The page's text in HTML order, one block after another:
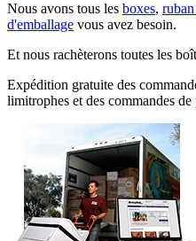
Nous avons tous les boxes,
d'emballage vous avez besoin.
Et nous rachèterons toutes les
Expédition gratuite des
limitrophes et des commandes